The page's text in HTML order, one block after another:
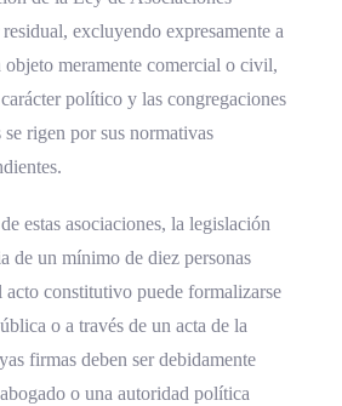
excluyendo expresamente a
objeto meramente comercial o civil,
político y las congregaciones
se rigen por sus normativas
estas asociaciones, la legislación
de un mínimo de diez personas
acto constitutivo puede formalizarse
o a través de un acta de la
firmas deben ser debidamente
o una autoridad política